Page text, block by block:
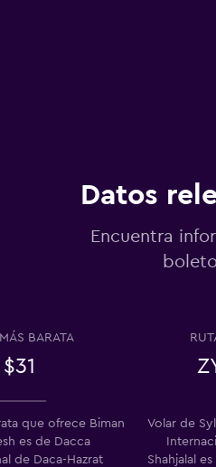
Datos
Encuentra
BARATA
$31
que ofrece Biman
es de Dacca
de Daca-Hazrat
Volar de
Shahjalal